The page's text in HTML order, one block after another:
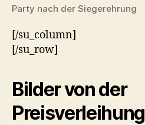
Party nach der Siegerehrung
[/su_column]
[/su_row]
Bilder von der
Preisverleihung